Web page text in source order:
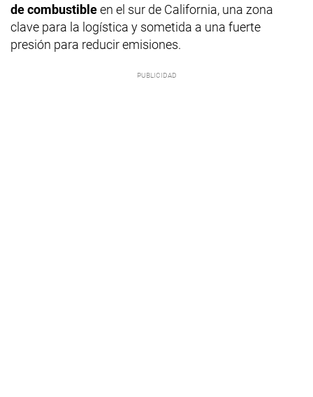
de combustibleen el sur de California, una zona
clave para la logística y sometida a una fuerte
presión para reducir emisiones.